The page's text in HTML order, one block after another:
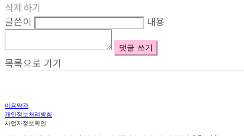
삭제하기
글쓴이
내용
댓글 쓰기
목록으로 가기
이용약관
개인정보처리방침
사업자정보확인